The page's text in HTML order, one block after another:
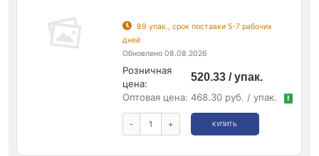
89 упак., срок поставки 5-7 рабочих
дней
Обновлено 08.08.2026
Розничная
цена:
520.33 / упак.
Оптовая цена: 468.30 руб. / упак. !
- + КУПИТЬ